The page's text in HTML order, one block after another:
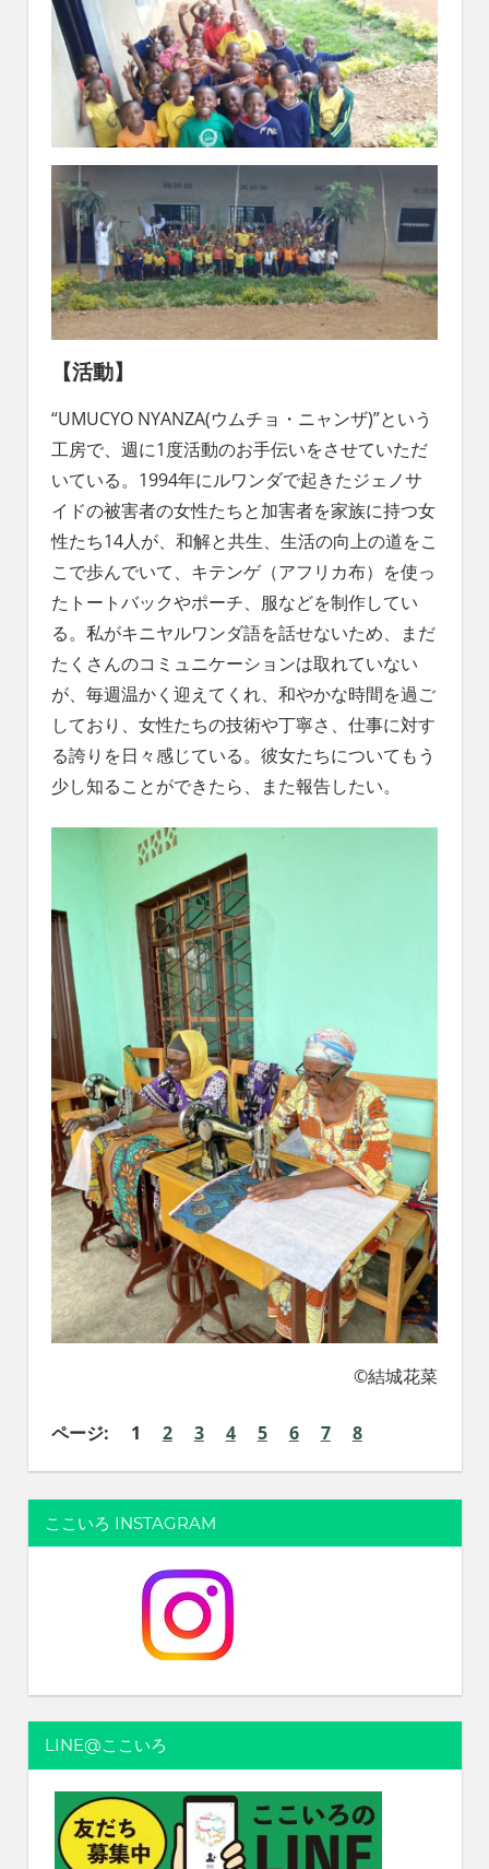
【活動】
“UMUCYO NYANZA(ウムチョ・ニャンザ)”という
工房で、週に1度活動のお手伝いをさせていただ
いている。1994年にルワンダで起きたジェノサ
イドの被害者の女性たちと加害者を家族に持つ女
性たち14人が、和解と共生、生活の向上の道をこ
こで歩んでいて、キテンゲ（アフリカ布）を使っ
たトートバックやポーチ、服などを制作してい
る。私がキニヤルワンダ語を話せないため、まだ
たくさんのコミュニケーションは取れていない
が、毎週温かく迎えてくれ、和やかな時間を過ご
しており、女性たちの技術や丁寧さ、仕事に対す
る誇りを日々感じている。彼女たちについてもう
少し知ることができたら、また報告したい。
©結城花菜
ページ: 1 2 3 4 5 6 7 8
ここいろ INSTAGRAM
LINE@ここいろ